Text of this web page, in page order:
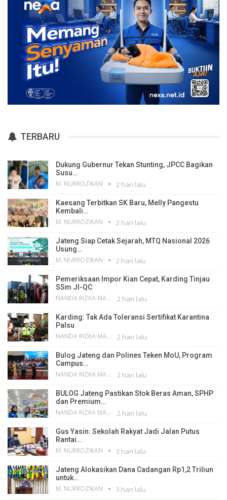
TERBARU
Dukung Gubernur Tekan Stunting, JPCC Bagikan
Susu…
M. NURROZIKAN 2 hari lalu
Kaesang Terbitkan SK Baru, Melly Pangestu
Kembali…
M. NURROZIKAN 2 hari lalu
Jateng Siap Cetak Sejarah, MTQ Nasional 2026
Usung…
M. NURROZIKAN 2 hari lalu
Pemeriksaan Impor Kian Cepat, Karding Tinjau
SSm JI-QC
NANDA RIZKA MAHENDRA 2 hari lalu
Karding: Tak Ada Toleransi Sertifikat Karantina
Palsu
NANDA RIZKA MAHENDRA 2 hari lalu
Bulog Jateng dan Polines Teken MoU, Program
Campus…
NANDA RIZKA MAHENDRA 2 hari lalu
BULOG Jateng Pastikan Stok Beras Aman, SPHP
dan Premium…
NANDA RIZKA MAHENDRA 2 hari lalu
Gus Yasin: Sekolah Rakyat Jadi Jalan Putus
Rantai…
M. NURROZIKAN 3 hari lalu
Jateng Alokasikan Dana Cadangan Rp1,2 Triliun
untuk…
M. NURROZIKAN 3 hari lalu